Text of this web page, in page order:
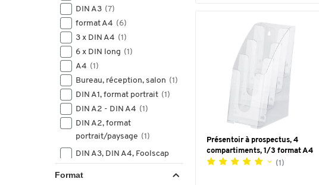
DIN A3 (7)
format A4 (6)
3 x DIN A4 (1)
6 x DIN long (1)
A4 (1)
Bureau, réception, salon (1)
DIN A1, format portrait (1)
DIN A2 - DIN A4 (1)
DIN A2, format
portrait/paysage (1)
DIN A3, DIN A4, Foolscap
Format
Présentoir à prospectus, 4
compartiments, 1/3 format A4
(1)